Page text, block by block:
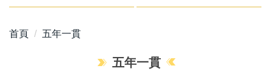
首頁 五年一貫
五年一貫